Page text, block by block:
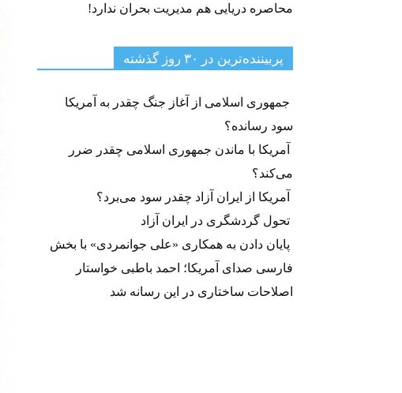
محاصره دریایی هم مدیریت بحران ندارد!
پربیننده‌ترین‌ در ۳۰ روز گذشته
جمهوری اسلامی از آغاز جنگ چقدر به آمریکا
سود رسانده؟
آمریکا با ماندن جمهوری اسلامی چقدر ضرر
می‌کند؟
آمریکا از ایران آزاد چقدر سود می‌برد؟
تحول گردشگری در ایران آزاد
پایان دادن به همکاری «علی جوانمردی» با بخش
فارسی صدای آمریکا؛ احمد باطبی خواستار
اصلاحات ساختاری در این رسانه شد